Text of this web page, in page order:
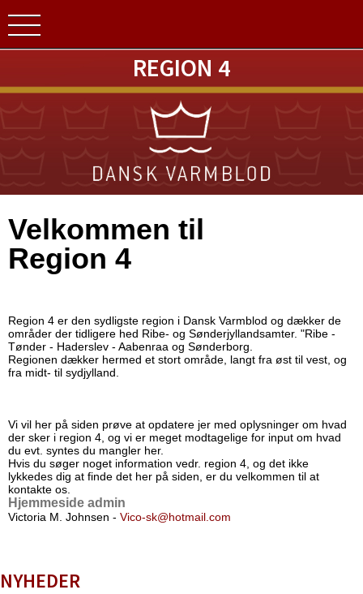
REGION 4
Velkommen til
Region 4
Region 4 er den sydligste region i Dansk Varmblod og dækker de
områder der tidligere hed Ribe- og Sønderjyllandsamter. "Ribe -
Tønder - Haderslev - Aabenraa og Sønderborg.
Regionen dækker hermed et stort område, langt fra øst til vest, og
fra midt- til sydjylland.
Vi vil her på siden prøve at opdatere jer med oplysninger om hvad
der sker i region 4, og vi er meget modtagelige for input om hvad
du evt. syntes du mangler her.
Hvis du søger noget information vedr. region 4, og det ikke
lykkedes dig at finde det her på siden, er du velkommen til at
kontakte os.
Hjemmeside admin
Victoria M. Johnsen - Vico-sk@hotmail.com
NYHEDER